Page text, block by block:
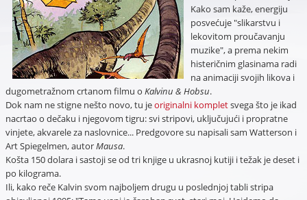
Kako sam kaže, energiju
posvećuje "slikarstvu i
lekovitom proučavanju
muzike", a prema nekim
histeričnim glasinama radi
na animaciji svojih likova i
dugometražnom crtanom filmu o Kalvinu & Hobsu.
Dok nam ne stigne nešto novo, tu jeoriginalni kompletsvega što je ikad
nacrtao o dečaku i njegovom tigru: svi stripovi, uključujući i propratne
vinjete, akvarele za naslovnice... Predgovore su napisali sam Watterson i
Art Spiegelmen, autorMausa.
Košta 150 dolara i sastoji se od tri knjige u ukrasnoj kutiji i težak je deset i
po kilograma.
Ili, kako reče Kalvin svom najboljem drugu u poslednjoj tabli stripa